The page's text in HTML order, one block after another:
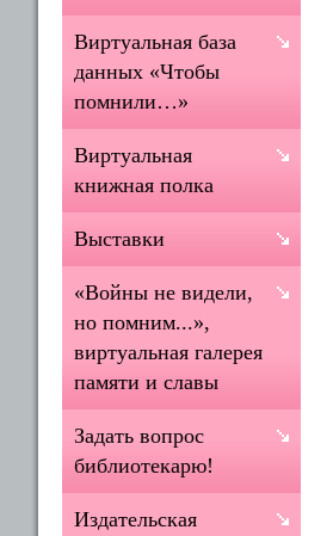
Виртуальная база
данных «Чтобы
помнили…»
Виртуальная
книжная полка
Выставки
«Войны не видели,
но помним...»,
виртуальная галерея
памяти и славы
Задать вопрос
библиотекарю!
Издательская